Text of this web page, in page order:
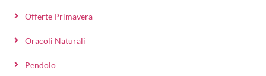
Offerte Primavera
Oracoli Naturali
Pendolo